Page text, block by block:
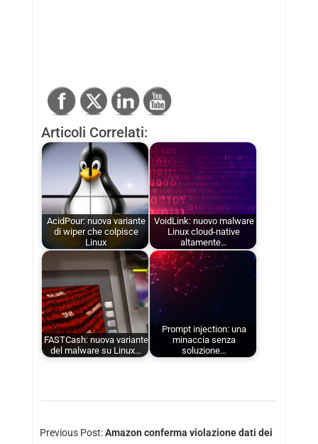
Articoli Correlati:
AcidPour: nuova variante
di wiper che colpisce
Linux
VoidLink: nuovo malware
Linux cloud-native
altamente…
FASTCash: nuova variante
del malware su Linux…
Prompt injection: una
minaccia senza
soluzione…
Previous Post:Amazon conferma violazione dati dei